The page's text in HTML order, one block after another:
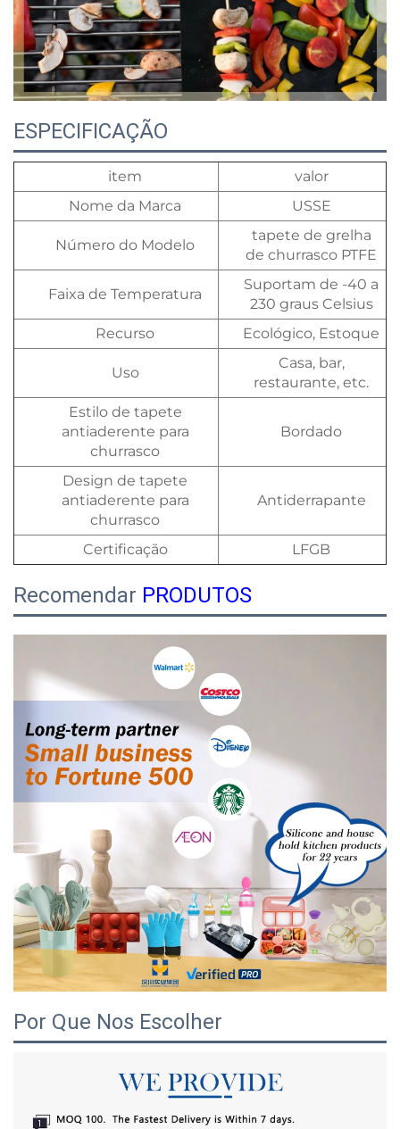
ESPECIFICAÇÃO
item
valor
Nome da Marca
USSE
Número do Modelo
tapete de grelha
de churrasco PTFE
Faixa de Temperatura
Suportam de -40 a
230 graus Celsius
Recurso
Ecológico, Estoque
Uso
Casa, bar,
restaurante, etc.
Estilo de tapete
antiaderente para
churrasco
Bordado
Design de tapete
antiaderente para
churrasco
Antiderrapante
Certificação LFGB
Recomendar PRODUTOS
Por Que Nos Escolher